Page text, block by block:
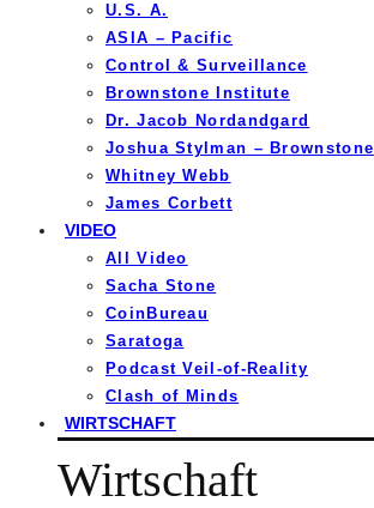
U.S. A.
ASIA – Pacific
Control & Surveillance
Brownstone Institute
Dr. Jacob Nordandgard
Joshua Stylman – Brownstone
Whitney Webb
James Corbett
VIDEO
All Video
Sacha Stone
CoinBureau
Saratoga
Podcast Veil-of-Reality
Clash of Minds
WIRTSCHAFT
Wirtschaft